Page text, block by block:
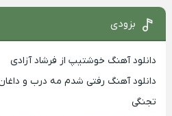
بزودی
دانلود آهنگ خوشتیپ از فرشاد آزادی
دانلود آهنگ رفتی شدم مه درب و
تجنگی